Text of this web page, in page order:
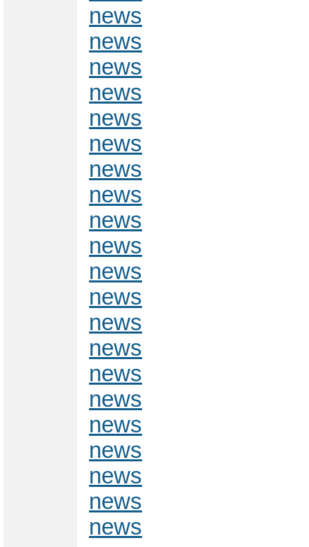
news
news
news
news
news
news
news
news
news
news
news
news
news
news
news
news
news
news
news
news
news